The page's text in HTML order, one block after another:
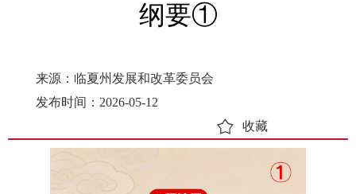
纲要①
来源：临夏州发展和改革委员会
发布时间：2026-05-12
收藏